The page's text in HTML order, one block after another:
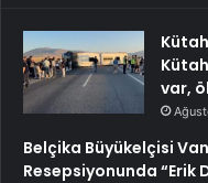
var,
Belçika Büyükelçisi
Resepsiyonunda “Erik